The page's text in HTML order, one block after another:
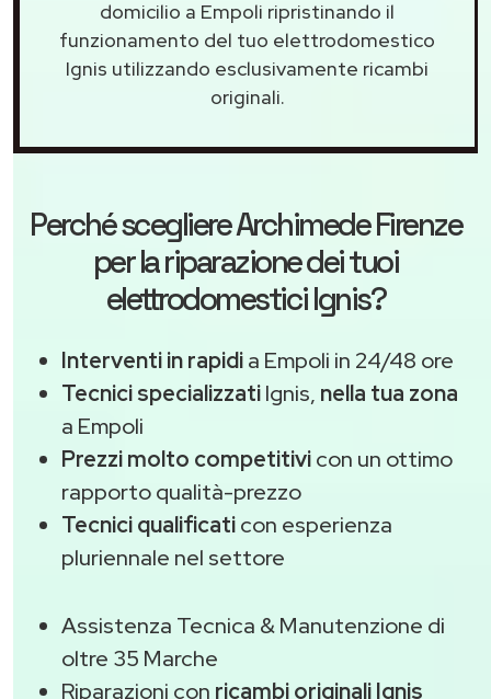
domicilio a Empoli ripristinando il
funzionamento del tuo elettrodomestico
Ignis utilizzando esclusivamente ricambi
originali.
Perché scegliereArchimede Firenze
per la riparazione dei tuoi
elettrodomestici Ignis?
Interventi in rapidia Empoli in 24/48 ore
Tecnici specializzatiIgnis, nella tua zona
a Empoli
Prezzi molto competitivicon un ottimo
rapporto qualità-prezzo
Tecnici qualificaticon esperienza
pluriennale nel settore
Assistenza Tecnica & Manutenzione di
oltre 35 Marche
Riparazioni con ricambi originali Ignis